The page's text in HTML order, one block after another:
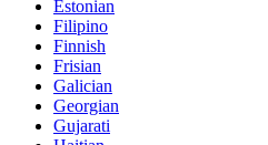
Estonian
Filipino
Finnish
Frisian
Galician
Georgian
Gujarati